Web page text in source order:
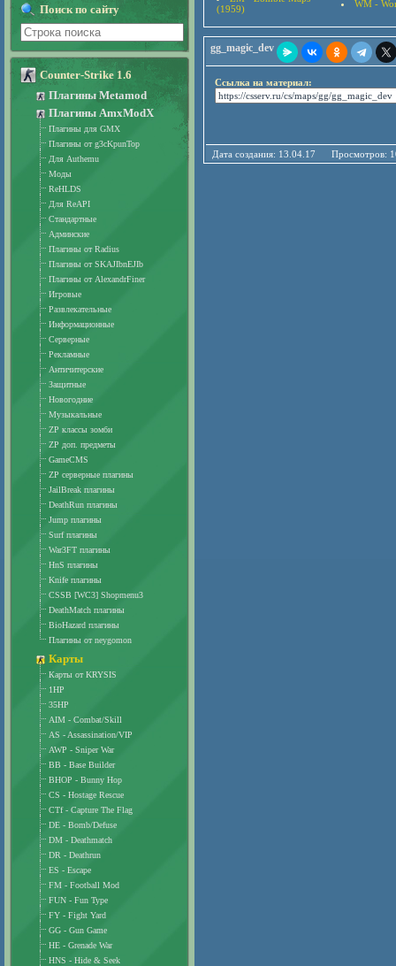
(1959)
WM -
gg_magic_dev
Ссылка на материал:
Дата создания: 13.04.17
Поиск по сайту
Counter-Strike 1.6
Плагины Metamod
Плагины AmxModX
Плагины для GMX
Плагины от g3cKpunTop
Для Authemu
Моды
ReHLDS
Для ReAPI
Стандартные
Админские
Плагины от Radius
Плагины от SKAJIbnEJIb
Плагины от AlexandrFiner
Игровые
Развлекательные
Информационные
Серверные
Рекламные
Античитерские
Защитные
Новогодние
Музыкальные
ZP классы зомби
ZP доп. предметы
GameCMS
ZP серверные плагины
JailBreak плагины
DeathRun плагины
Jump плагины
Surf плагины
War3FT плагины
HnS плагины
Knife плагины
CSSB [WC3] Shopmenu3
DeathMatch плагины
BioHazard плагины
Плагины от neygomon
Карты
Карты от KRYSIS
1HP
35HP
AIM - Combat/Skill
AS - Assassination/VIP
AWP - Sniper War
BB - Base Builder
BHOP - Bunny Hop
CS - Hostage Rescue
CTf - Capture The Flag
DE - Bomb/Defuse
DM - Deathmatch
DR - Deathrun
ES - Escape
FM - Football Mod
FUN - Fun Type
FY - Fight Yard
GG - Gun Game
HE - Grenade War
HNS - Hide & Seek